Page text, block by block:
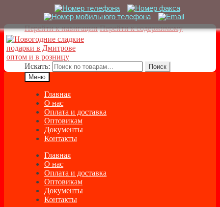
Перейти к навигации Перейти к содержимому
Искать:
Поиск
Меню
Главная
О нас
Оплата и доставка
Оптовикам
Документы
Контакты
Главная
О нас
Оплата и доставка
Оптовикам
Документы
Контакты